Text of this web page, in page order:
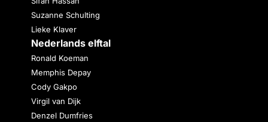
Suzanne Schulting
Lieke Klaver
Nederlands elftal
Ronald Koeman
Memphis Depay
Cody Gakpo
Virgil van Dijk
Denzel Dumfries